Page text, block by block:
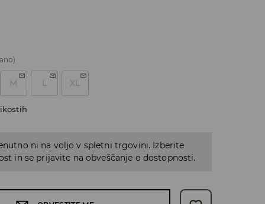
M L XL
ni na voljo v spletni trgovini. Izberite
in se prijavite na obveščanje o dostopnosti.